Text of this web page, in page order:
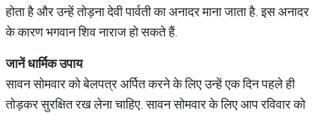
होता है और उन्हें तोड़ना देवी पार्वती का अनादर माना जाता है. इस अनादर
के कारण भगवान शिव नाराज हो सकते हैं.
जानेंधार्मिकउपाय
सावन सोमवार को बेलपत्र अर्पित करने के लिए उन्हें एक दिन पहले ही
तोड़कर सुरक्षित रख लेना चाहिए. सावन सोमवार के लिए आप रविवार को